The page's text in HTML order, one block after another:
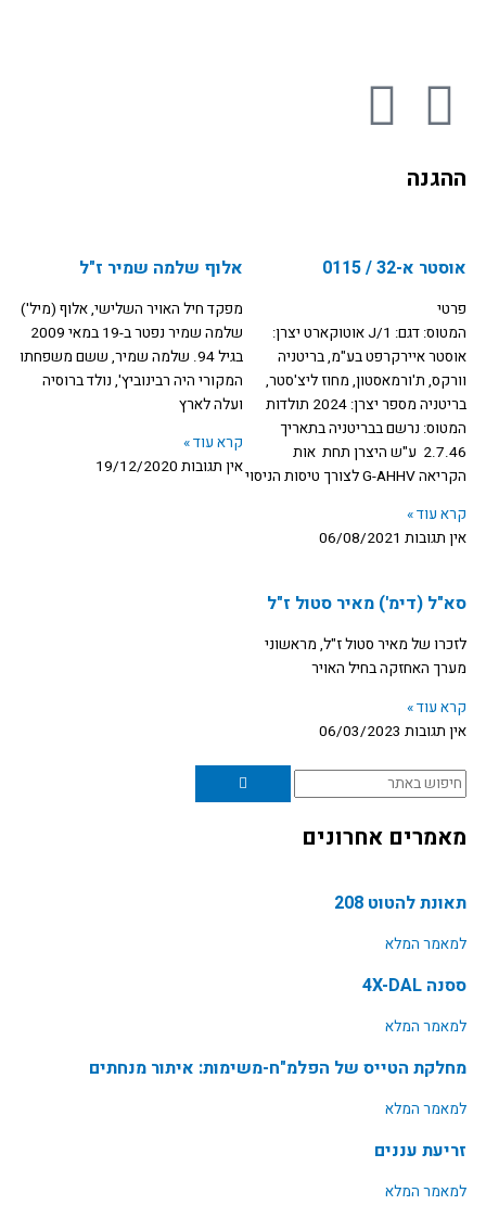
F
a
e
b
o
o
k
Y
t
u
b
e
ההגנה
אוסטר א-32 / 0115
פרטי
המטוס: דגם: J/1 אוטוקארט יצרן:
אוסטר איירקרפט בע"מ, בריטניה
וורקס, ת'ורמאסטון, מחוז ליצ'סטר,
בריטניה מספר יצרן: 2024 תולדות
המטוס: נרשם בבריטניה בתאריך
2.7.46 ע"ש היצרן תחת אות
הקריאה G-AHHV לצורך טיסות הניסוי
קרא עוד »
אין תגובות 06/08/2021
אלוף שלמה שמיר ז"ל
מפקד חיל האויר השלישי, אלוף (מיל')
שלמה שמיר נפטר ב-19 במאי 2009
בגיל 94. שלמה שמיר, ששם משפחתו
המקורי היה רבינוביץ', נולד ברוסיה
ועלה לארץ
קרא עוד »
אין תגובות 19/12/2020
סא"ל (דימ') מאיר סטול ז"ל
לזכרו של מאיר סטול ז"ל, מראשוני
מערך האחזקה בחיל האויר
קרא עוד »
אין תגובות 06/03/2023
חיפוש
מאמרים אחרונים
תאונת להטוט 208
למאמר המלא
ססנה 4X-DAL
למאמר המלא
מחלקת הטייס של הפלמ"ח-משימות: איתור מנחתים
למאמר המלא
זריעת עננים
למאמר המלא